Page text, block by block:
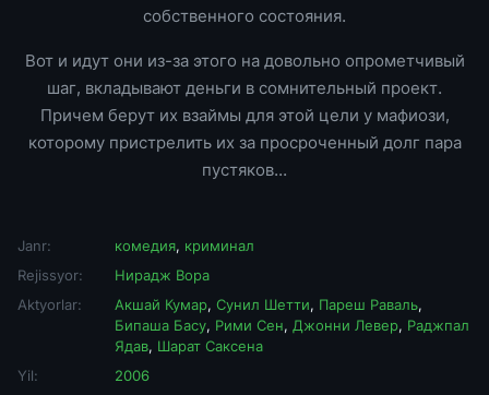
собственного состояния.
Вот и идут они из-за этого на довольно опрометчивый
шаг, вкладывают деньги в сомнительный проект.
Причем берут их взаймы для этой цели у мафиози,
которому пристрелить их за просроченный долг пара
пустяков...
Janr: комедия, криминал
Rejissyor:
Нирадж Вора
Aktyorlar:
Акшай Кумар, Сунил Шетти, Пареш Раваль,
Бипаша Басу, Рими Сен, Джонни Левер, Раджпал
Ядав, Шарат Саксена
Yil:
2006